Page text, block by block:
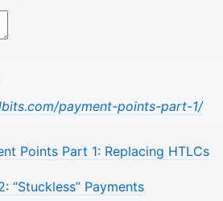
payment-points-part-1/
Points Part 1: Replacing HTLCs
“Stuckless” Payments